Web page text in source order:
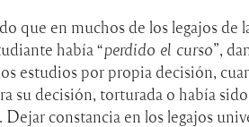
que en muchos de los legajos de
había “perdido el curso”,
estudios por propia decisión,
su decisión, torturada o había
constancia en los legajos